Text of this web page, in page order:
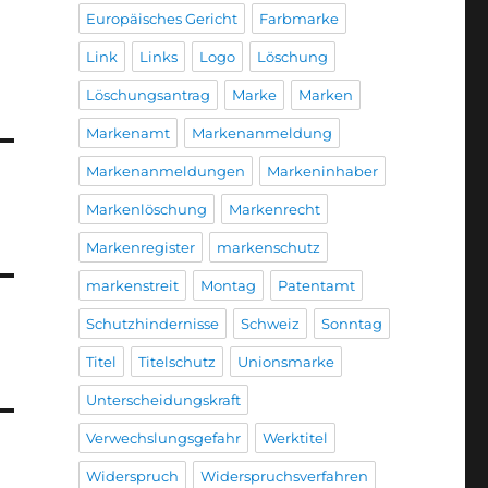
Europäisches Gericht Farbmarke
Link Links Logo Löschung
Löschungsantrag Marke Marken
Markenamt Markenanmeldung
Markenanmeldungen Markeninhaber
Markenlöschung Markenrecht
Markenregister markenschutz
markenstreit Montag Patentamt
Schutzhindernisse Schweiz Sonntag
Titel Titelschutz Unionsmarke
Unterscheidungskraft
Verwechslungsgefahr Werktitel
Widerspruch Widerspruchsverfahren